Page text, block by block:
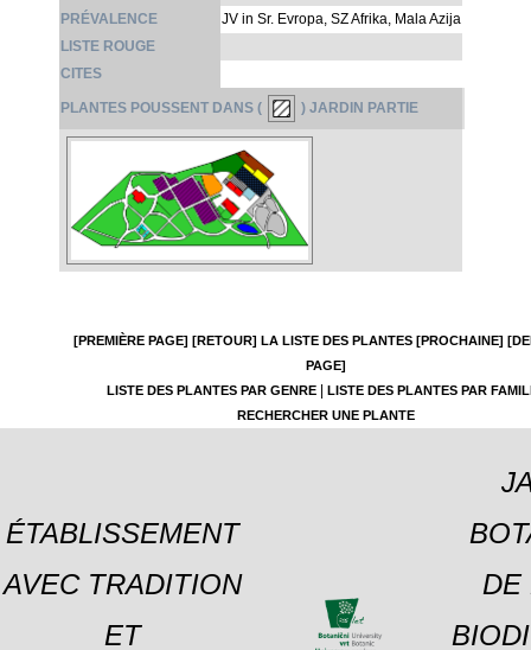
PRÉVALENCE
JV in Sr. Evropa, SZ Afrika, Mala Azija
LISTE ROUGE
CITES
PLANTES POUSSENT DANS ( ) JARDIN PARTIE
[PREMIÈRE PAGE] [RETOUR] LA LISTE DES PLANTES [PROCHAINE]
PAGE]
LISTE DES PLANTES PAR GENRE|
LISTE DES PLANTES PAR
RECHERCHER UNE PLANTE
ÉTABLISSEMENT
AVEC TRADITION
ET
DE